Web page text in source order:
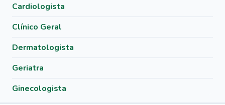
Cardiologista
Clínico Geral
Dermatologista
Geriatra
Ginecologista